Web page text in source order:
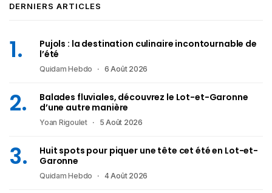
DERNIERS ARTICLES
Pujols : la destination culinaire incontournable de
l’été
Quidam Hebdo 6 Août 2026
Balades fluviales, découvrez le Lot-et-Garonne
d’une autre manière
Yoan Rigoulet 5 Août 2026
Huit spots pour piquer une tête cet été en Lot-et-
Garonne
Quidam Hebdo 4 Août 2026